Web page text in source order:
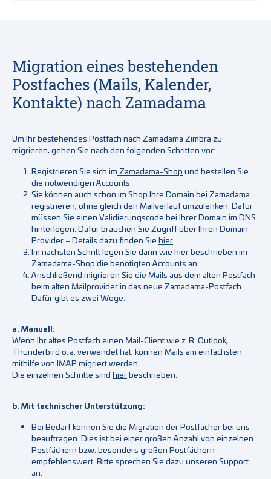
Migration eines bestehenden
Postfaches (Mails, Kalender,
Kontakte) nach Zamadama
Um Ihr bestehendes Postfach nach Zamadama Zimbra zu
migrieren, gehen Sie nach den folgenden Schritten vor:
Registrieren Sie sich im Zamadama-Shop und bestellen Sie
die notwendigen Accounts.
Sie können auch schon im Shop Ihre Domain bei Zamadama
registrieren, ohne gleich den Mailverlauf umzulenken. Dafür
müssen Sie einen Validierungscode bei Ihrer Domain im DNS
hinterlegen. Dafür brauchen Sie Zugriff über Ihren Domain-
Provider – Details dazu finden Sie hier.
Im nächsten Schritt legen Sie dann wie hierbeschrieben im
Zamadama-Shop die benötigten Accounts an.
Anschließend migrieren Sie die Mails aus dem alten Postfach
beim alten Mailprovider in das neue Zamadama-Postfach.
Dafür gibt es zwei Wege:
a. Manuell:
Wenn Ihr altes Postfach einen Mail-Client wie z. B. Outlook,
Thunderbird o. ä. verwendet hat, können Mails am einfachsten
mithilfe von IMAP migriert werden.
Die einzelnen Schritte sind hierbeschrieben.
b. Mit technischer Unterstützung:
Bei Bedarf können Sie die Migration der Postfächer bei uns
beauftragen. Dies ist bei einer großen Anzahl von einzelnen
Postfächern bzw. besonders großen Postfächern
empfehlenswert. Bitte sprechen Sie dazu unseren Support
an.